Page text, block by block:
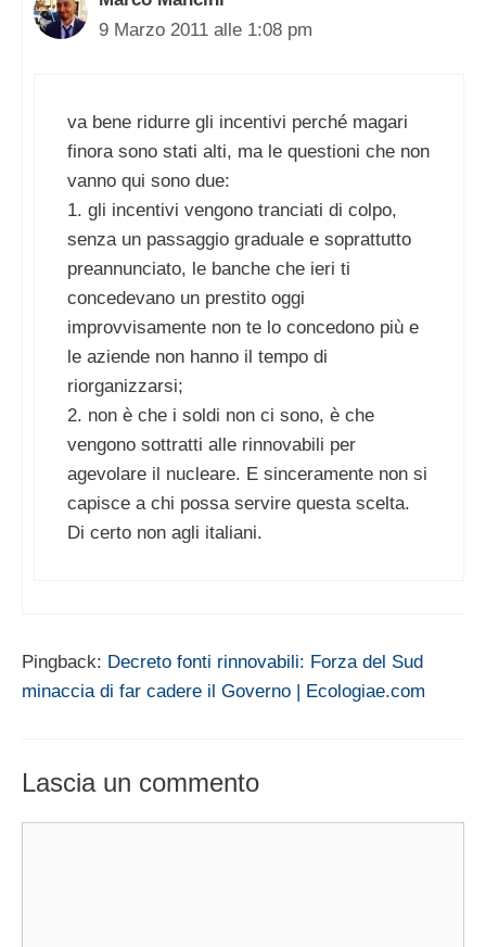
9 Marzo 2011 alle 1:08 pm
va bene ridurre gli incentivi perché magari
finora sono stati alti, ma le questioni che non
vanno qui sono due:
1. gli incentivi vengono tranciati di colpo,
senza un passaggio graduale e soprattutto
preannunciato, le banche che ieri ti
concedevano un prestito oggi
improvvisamente non te lo concedono più e
le aziende non hanno il tempo di
riorganizzarsi;
2. non è che i soldi non ci sono, è che
vengono sottratti alle rinnovabili per
agevolare il nucleare. E sinceramente non si
capisce a chi possa servire questa scelta.
Di certo non agli italiani.
Pingback: Decreto fonti rinnovabili: Forza del Sud
minaccia di far cadere il Governo | Ecologiae.com
Lascia un commento